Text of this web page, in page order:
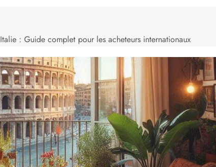
: Guide complet pour les acheteurs internationaux